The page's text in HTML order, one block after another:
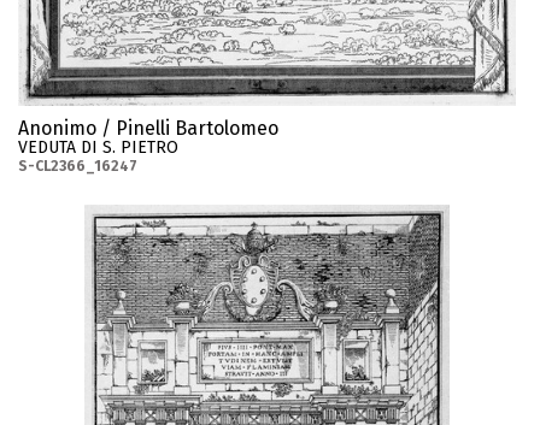
Anonimo / Pinelli Bartolomeo
VEDUTA DI S. PIETRO
S-CL2366_16247